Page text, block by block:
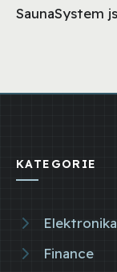
SaunaSystem
KATEGORIE
Elektronika
Finance